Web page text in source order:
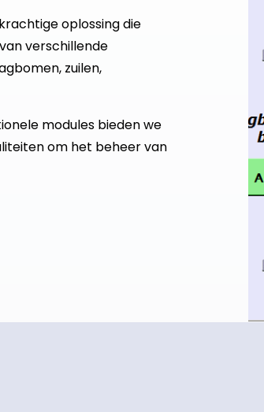
oplossing die
verschillende
zuilen,
modules bieden we
om het beheer van